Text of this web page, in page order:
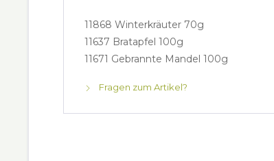
11868 Winterkräuter 70g
11637 Bratapfel 100g
11671 Gebrannte Mandel 100g
Fragen zum Artikel?